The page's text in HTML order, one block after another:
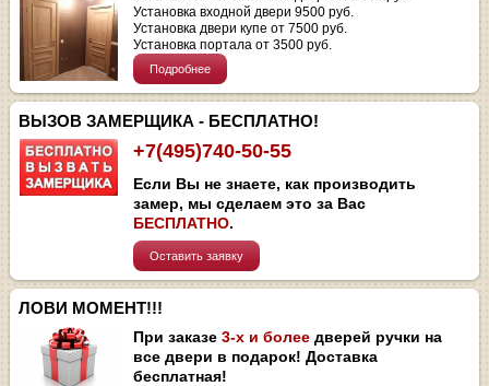
Установка входной двери 9500 руб.
Установка двери купе от 7500 руб.
Установка портала от 3500 руб.
Подробнее
ВЫЗОВ ЗАМЕРЩИКА - БЕСПЛАТНО!
+7(495)740-50-55
Если Вы не знаете, как производить
замер, мы сделаем это за Вас
БЕСПЛАТНО.
Оставить заявку
ЛОВИ МОМЕНТ!!!
При заказе3-х и более дверей ручки на
все двери в подарок! Доставка
бесплатная!